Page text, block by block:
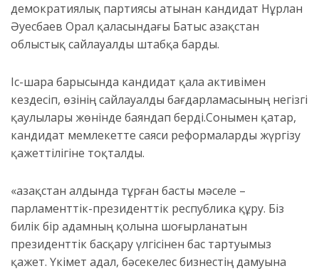
демократиялық партиясы атынан кандидат Нұрлан
Әуесбаев Орал қаласындағы Батыс Қазақстан
облыстық сайлауалды штабқа барды.
Іс-шара барысында кандидат қала активімен
кездесіп, өзінің сайлауалды бағдарламасының негізгі
қаулылары жөнінде баяндап берді.Сонымен қатар,
кандидат мемлекетте саяси реформаларды жүргізу
қажеттілігіне тоқталды.
«Қазақстан алдында тұрған басты мәселе –
парламенттік-президенттік республика құру. Біз
билік бір адамның қолына шоғырланатын
президенттік басқару үлгісінен бас тартуымыз
қажет. Үкімет адал, бәсекелес бизнестің дамуына